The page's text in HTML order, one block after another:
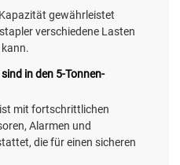
gewährleistet
verschiedene Lasten
in den 5-Tonnen-
mit fortschrittlichen
Alarmen und
die für einen sicheren